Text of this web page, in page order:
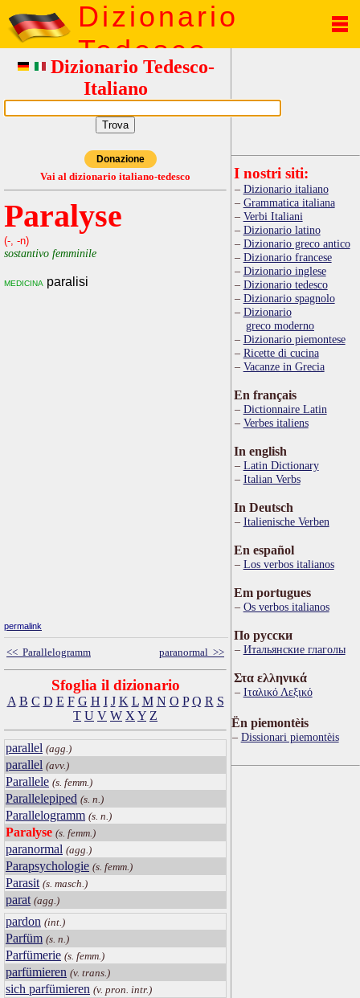
Dizionario
Tedesco
Dizionario Tedesco-
Italiano
Donazione
Vai al dizionario italiano-tedesco
Paralyse
(-, -n)
sostantivo femminile
medicina paralisi
permalink
<< Parallelogramm paranormal >>
Sfoglia il dizionario
A B C D E F G H I J K L M N O P Q R S
T U V W X Y Z
parallel (agg.)
parallel (avv.)
Parallele (s. femm.)
Parallelepiped (s. n.)
Parallelogramm (s. n.)
Paralyse (s. femm.)
paranormal (agg.)
Parapsychologie (s. femm.)
Parasit (s. masch.)
parat (agg.)
pardon (int.)
Parfüm (s. n.)
Parfümerie (s. femm.)
parfümieren (v. trans.)
sich parfümieren (v. pron. intr.)
I nostri siti:
Dizionario italiano
Grammatica italiana
Verbi Italiani
Dizionario latino
Dizionario greco antico
Dizionario francese
Dizionario inglese
Dizionario tedesco
Dizionario spagnolo
Dizionario
greco moderno
Dizionario piemontese
Ricette di cucina
Vacanze in Grecia
En français
Dictionnaire Latin
Verbes italiens
In english
Latin Dictionary
Italian Verbs
In Deutsch
Italienische Verben
En español
Los verbos italianos
Em portugues
Os verbos italianos
По русски
Итальянские глаголы
Στα ελληνικά
Ιταλικό Λεξικό
Ën piemontèis
Dissionari piemontèis